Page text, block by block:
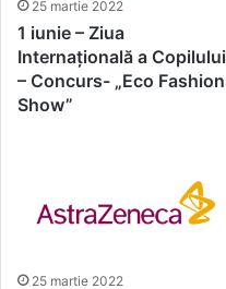
25 martie 2022
1 iunie – Ziua
Internațională a Copilului
– Concurs- „Eco Fashion
Show”
25 martie 2022